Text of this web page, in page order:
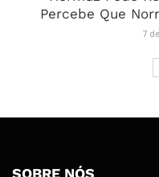
Percebe Que
7
SOBRE NÓS